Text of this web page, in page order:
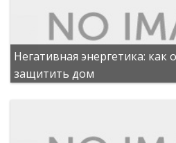
Негативная энергетика: как
защитить дом